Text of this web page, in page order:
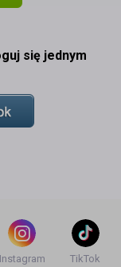
się jednym
Instagram TikTok